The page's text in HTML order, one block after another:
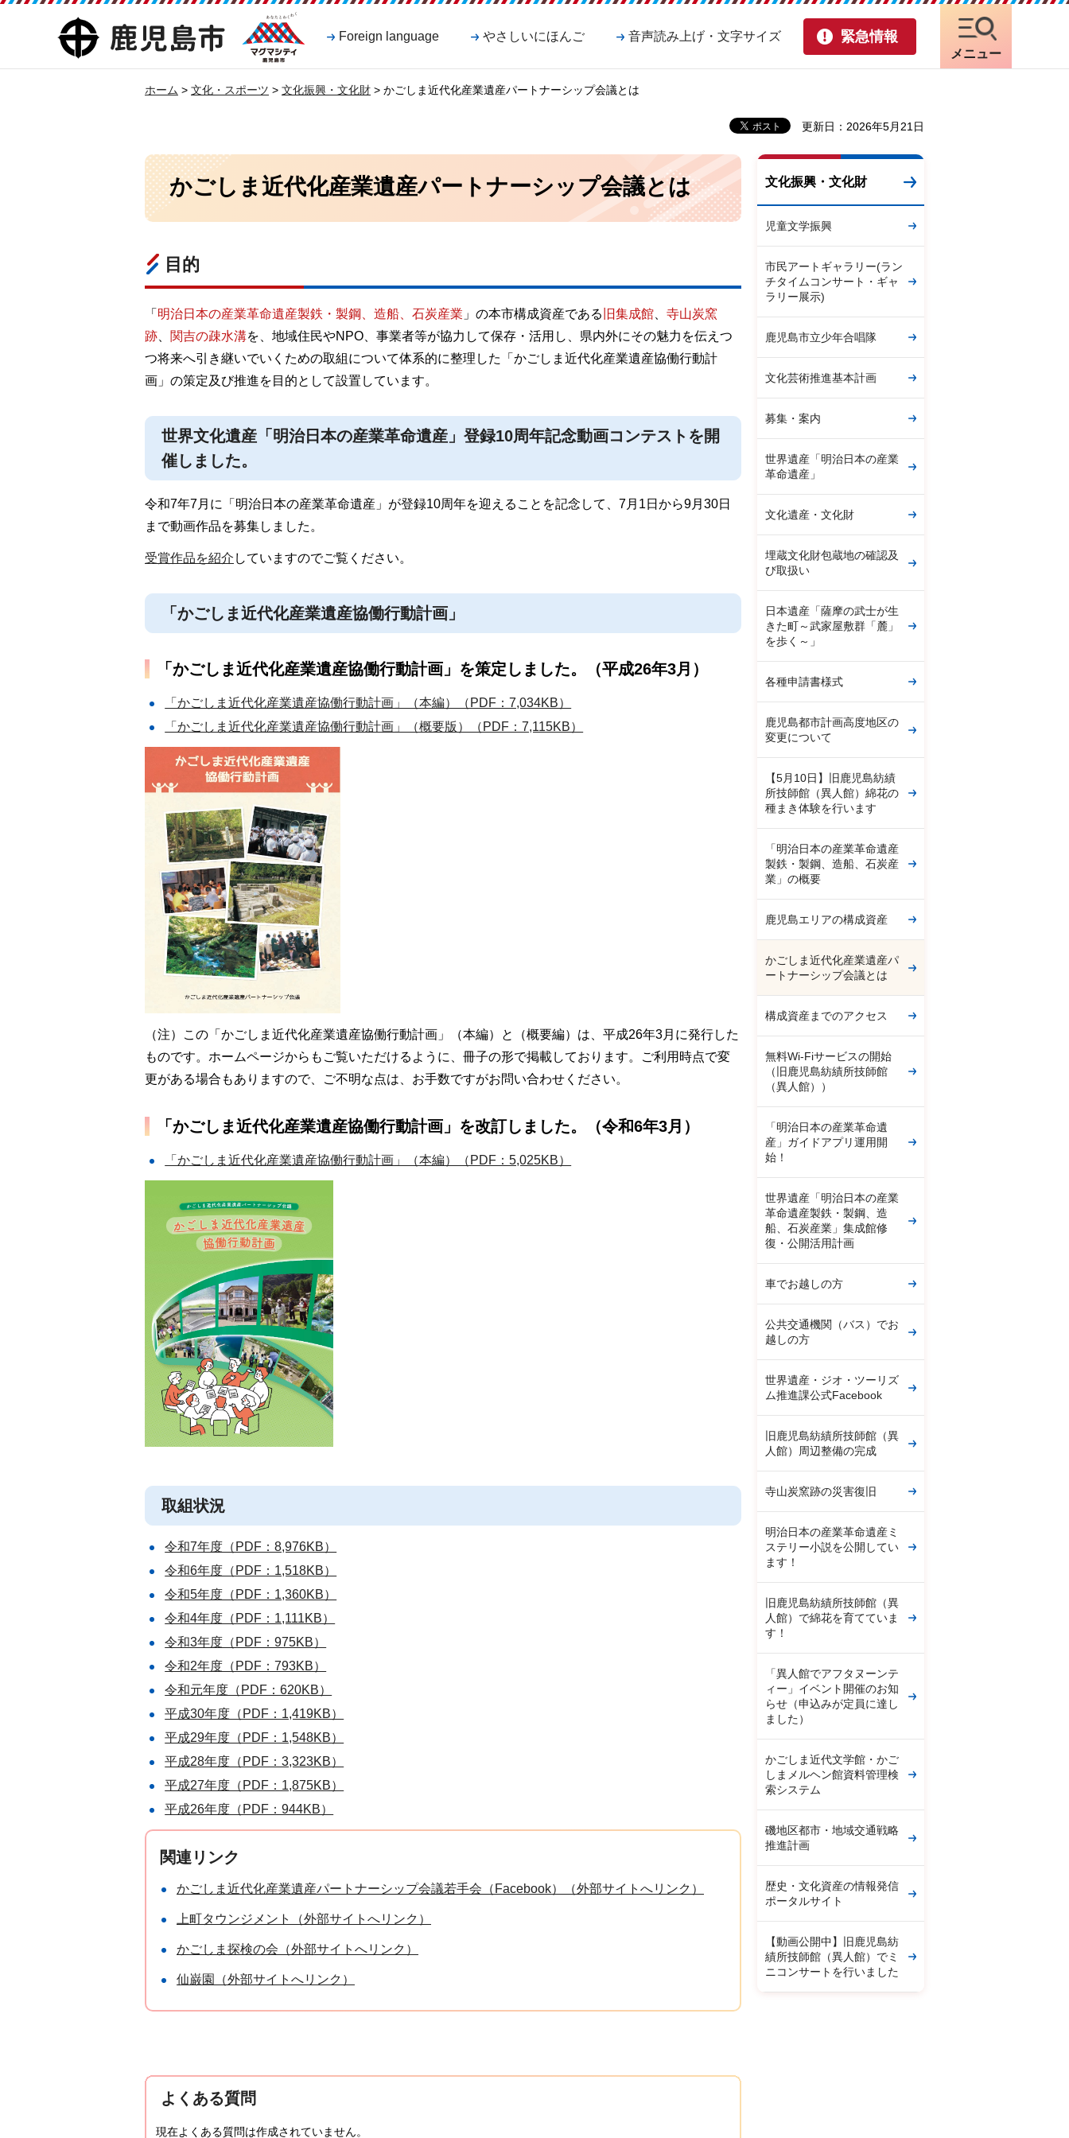
鹿児島市
マグマシティ
鹿児島市
Foreign language やさしいにほんご 音声読み上げ・文字サイズ 緊急情報
メニュー
ホーム > 文化・スポーツ > 文化振興・文化財 > かごしま近代化産業遺産パートナーシップ会議とは
更新日：2026年5月21日
かごしま近代化産業遺産パートナーシップ会議とは
目的
「 明治日本の産業革命遺産製鉄・製鋼、造船、石炭産業 」の本市構成資産である 旧集成館
寺山炭窯
跡
関吉の疎水溝を、地域住民やNPO、事業者等が協力して保存・活用し、県内外にその魅力を伝えつ
つ将来へ引き継いでいくための取組について体系的に整理した「かごしま近代化産業遺産協働行動計
画」の策定及び推進を目的として設置しています。
世界文化遺産「明治日本の産業革命遺産」登録10周年記念動画コンテストを開
催しました。
令和7年7月に「明治日本の産業革命遺産」が登録10周年を迎えることを記念して、7月1日から9月30日
まで動画作品を募集しました。
受賞作品を紹介 していますのでご覧ください。
「かごしま近代化産業遺産協働行動計画」
「かごしま近代化産業遺産協働行動計画」を策定しました。（平成26年3月）
「かごしま近代化産業遺産協働行動計画」（本編）（PDF：7,034KB）
「かごしま近代化産業遺産協働行動計画」（概要版）（PDF：7,115KB）
（注）この「かごしま近代化産業遺産協働行動計画」（本編）と（概要編）は、平成26年3月に発行した
ものです。ホームページからもご覧いただけるように、冊子の形で掲載しております。ご利用時点で変
更がある場合もありますので、ご不明な点は、お手数ですがお問い合わせください。
「かごしま近代化産業遺産協働行動計画」を改訂しました。（令和6年3月）
「かごしま近代化産業遺産協働行動計画」（本編）（PDF：5,025KB）
取組状況
令和7年度（PDF：8,976KB）
令和6年度（PDF：1,518KB）
令和5年度（PDF：1,360KB）
令和4年度（PDF：1,111KB）
令和3年度（PDF：975KB）
令和2年度（PDF：793KB）
令和元年度（PDF：620KB）
平成30年度（PDF：1,419KB）
平成29年度（PDF：1,548KB）
平成28年度（PDF：3,323KB）
平成27年度（PDF：1,875KB）
平成26年度（PDF：944KB）
関連リンク
かごしま近代化産業遺産パートナーシップ会議若手会（Facebook）（外部サイトへリンク）
上町タウンジメント（外部サイトへリンク）
かごしま探検の会（外部サイトへリンク）
仙巌園（外部サイトへリンク）
よくある質問
現在よくある質問は作成されていません。
文化振興・文化財
児童文学振興
市民アートギャラリー(ラン
チタイムコンサート・ギャ
ラリー展示)
鹿児島市立少年合唱隊
文化芸術推進基本計画
募集・案内
世界遺産「明治日本の産業
革命遺産」
文化遺産・文化財
埋蔵文化財包蔵地の確認及
び取扱い
日本遺産「薩摩の武士が生
きた町～武家屋敷群「麓」
を歩く～」
各種申請書様式
鹿児島都市計画高度地区の
変更について
【5月10日】旧鹿児島紡績
所技師館（異人館）綿花の
種まき体験を行います
「明治日本の産業革命遺産
製鉄・製鋼、造船、石炭産
業」の概要
鹿児島エリアの構成資産
かごしま近代化産業遺産パ
ートナーシップ会議とは
構成資産までのアクセス
無料Wi-Fiサービスの開始
（旧鹿児島紡績所技師館
（異人館））
「明治日本の産業革命遺
産」ガイドアプリ運用開
始！
世界遺産「明治日本の産業
革命遺産製鉄・製鋼、造
船、石炭産業」集成館修
復・公開活用計画
車でお越しの方
公共交通機関（バス）でお
越しの方
世界遺産・ジオ・ツーリズ
ム推進課公式Facebook
旧鹿児島紡績所技師館（異
人館）周辺整備の完成
寺山炭窯跡の災害復旧
明治日本の産業革命遺産ミ
ステリー小説を公開してい
ます！
旧鹿児島紡績所技師館（異
人館）で綿花を育てていま
す！
「異人館でアフタヌーンテ
ィー」イベント開催のお知
らせ（申込みが定員に達し
ました）
かごしま近代文学館・かご
しまメルヘン館資料管理検
索システム
磯地区都市・地域交通戦略
推進計画
歴史・文化資産の情報発信
ポータルサイト
【動画公開中】旧鹿児島紡
績所技師館（異人館）でミ
ニコンサートを行いました